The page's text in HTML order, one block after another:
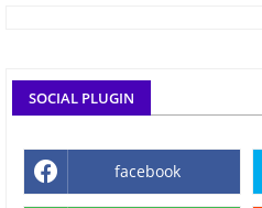
SOCIAL PLUGIN
facebook